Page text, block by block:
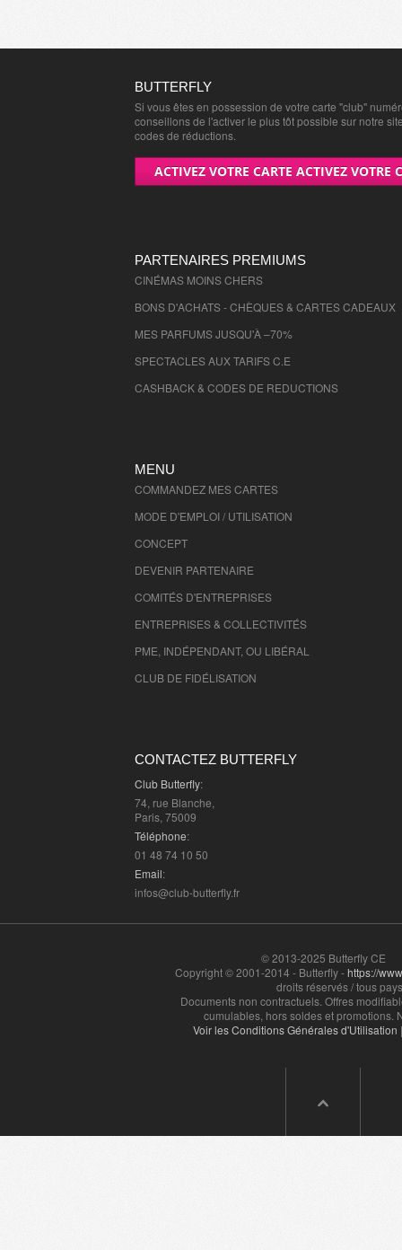
BUTTERFLY
Si vous êtes en possession de votre carte "club"
conseillons de l'activer le plus tôt possible sur notre
codes de réductions.
ACTIVEZ VOTRE CARTE ACTIVEZ VOTRE
PARTENAIRES PREMIUMS
CINÉMAS MOINS CHERS
BONS D'ACHATS - CHÈQUES & CARTES CADEAUX
MES PARFUMS JUSQU'À –70%
SPECTACLES AUX TARIFS C.E
CASHBACK & CODES DE REDUCTIONS
MENU
COMMANDEZ MES CARTES
MODE D'EMPLOI / UTILISATION
CONCEPT
DEVENIR PARTENAIRE
COMITÉS D'ENTREPRISES
ENTREPRISES & COLLECTIVITÉS
PME, INDÉPENDANT, OU LIBÉRAL
CLUB DE FIDÉLISATION
CONTACTEZ BUTTERFLY
Club Butterfly:
74, rue Blanche,
Paris, 75009
Téléphone:
01 48 74 10 50
Email:
infos@club-butterfly.fr
© 2013-2025 Butterfly CE
Copyright © 2001-2014 - Butterfly -https://
droits réservés / tous
Documents non contractuels. Offres
cumulables, hors soldes et promotions.
Voir les Conditions Générales d'Utilisation